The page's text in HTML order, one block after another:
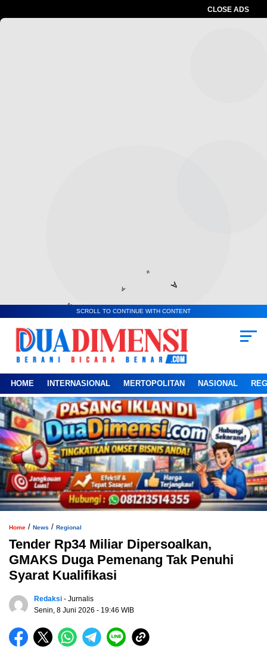
CLOSE ADS
SCROLL TO CONTINUE WITH CONTENT
HOME INTERNASIONAL MERTOPOLITAN NASIONAL
Home / News / Regional
Tender Rp34 Miliar Dipersoalkan,
GMAKS Duga Pemenang Tak Penuhi
Syarat Kualifikasi
Redaksi - Jurnalis
Senin, 8 Juni 2026 - 19:46 WIB